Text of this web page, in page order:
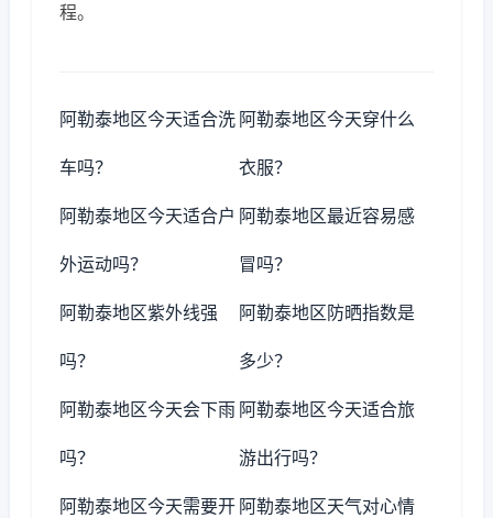
程。
阿勒泰地区今天适合洗
车吗？
阿勒泰地区今天穿什么
衣服？
阿勒泰地区今天适合户
外运动吗？
阿勒泰地区最近容易感
冒吗？
阿勒泰地区紫外线强
吗？
阿勒泰地区防晒指数是
多少？
阿勒泰地区今天会下雨
吗？
阿勒泰地区今天适合旅
游出行吗？
阿勒泰地区今天需要开 阿勒泰地区天气对心情